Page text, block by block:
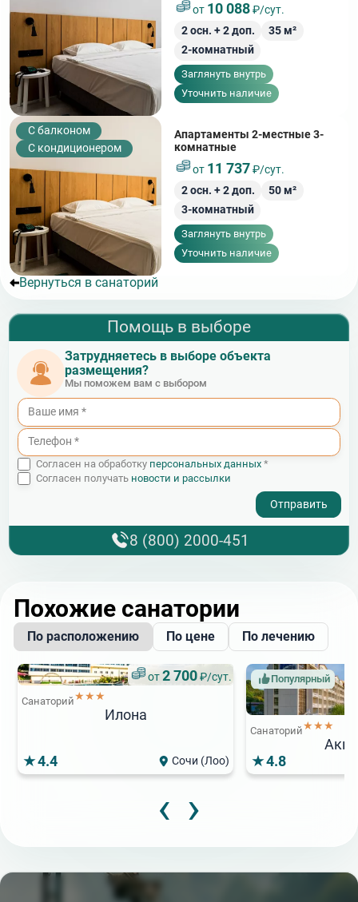
от 10 088₽/сут.
2осн. +2доп. 35м²
2-комнатный
Заглянуть внутрь
Уточнить наличие
C балконом
С кондиционером
Апартаменты 2-местные 3-
комнатные
от 11 737₽/сут.
2осн. +2доп. 50м²
3-комнатный
Заглянуть внутрь
Уточнить наличие
Вернуться в санаторий
Помощь в выборе
Затрудняетесь в выборе объекта
размещения?
Мы поможем вам с выбором
Согласен на обработку персональных данных *
Согласен получать новости и рассылки
8 (800) 2000-451
Похожие санатории
По расположению По цене По лечению
от2 700₽/сут.
Санаторий★★★
Илона
4.4 Сочи (Лоо)
Популярный
Санаторий★★★
4.8
‹ ›
от
Магадан
Чайка